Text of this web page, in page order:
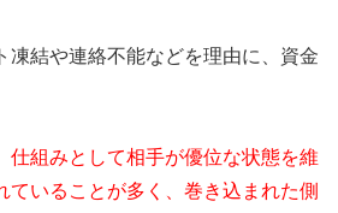
凍結や連絡不能などを理由に、資金
仕組みとして相手が優位な状態を維
ていることが多く、巻き込まれた側